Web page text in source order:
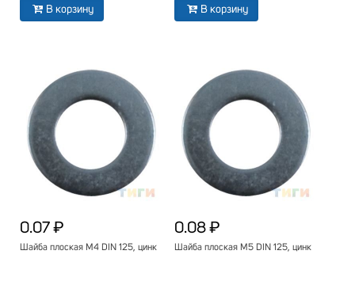
В корзину В корзину
0.07 ₽
Шайба плоская М4 DIN 125, цинк
0.08 ₽
Шайба плоская М5 DIN 125, цинк